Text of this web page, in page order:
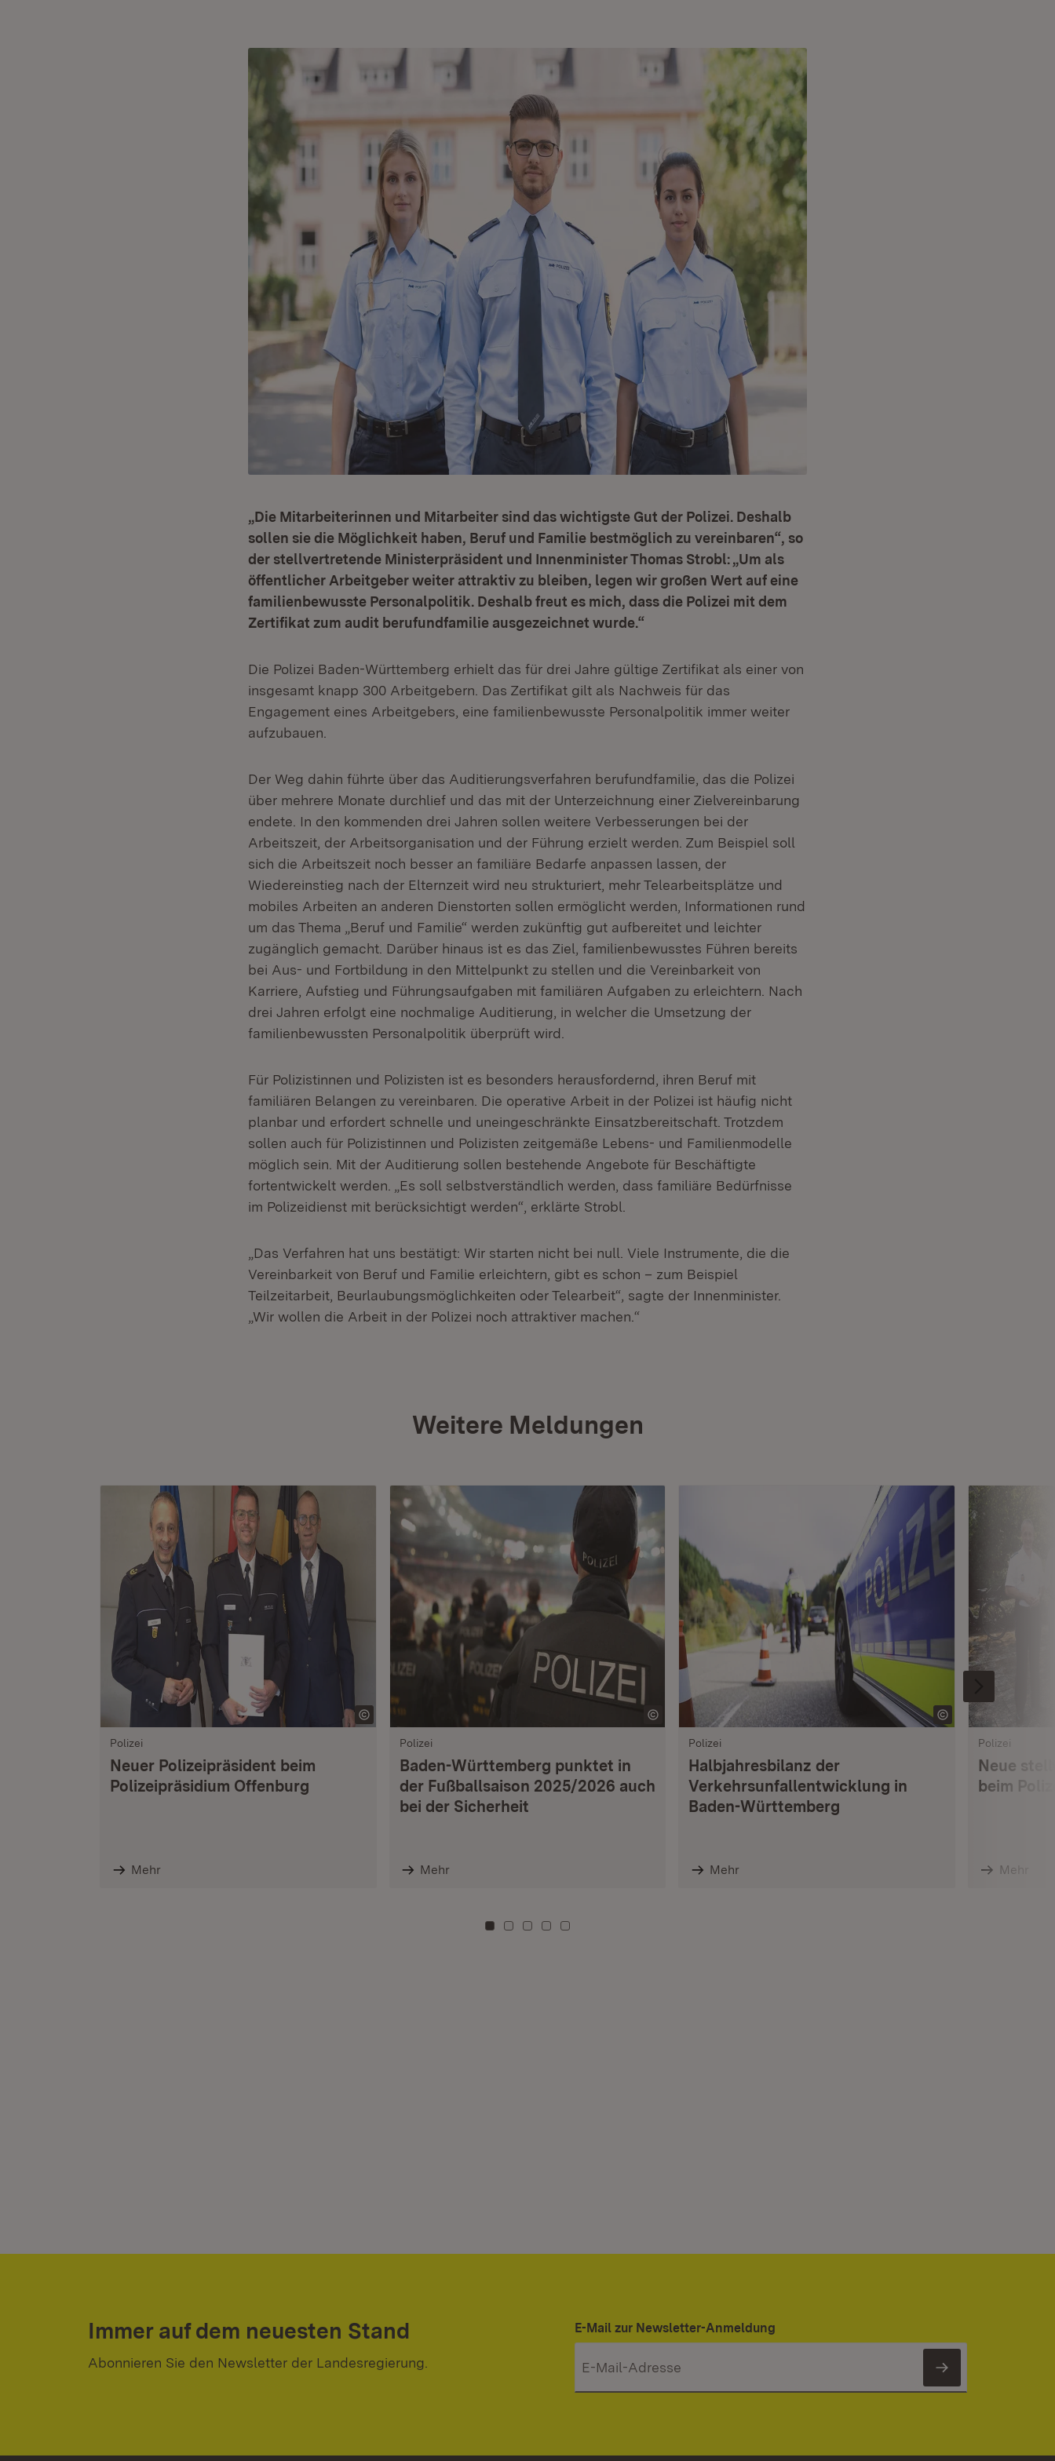
„Die Mitarbeiterinnen und Mitarbeiter sind das wichtigste Gut der Polizei. Deshalb
sollen sie die Möglichkeit haben, Beruf und Familie bestmöglich zu vereinbaren“, so
der stellvertretende Ministerpräsident und Innenminister Thomas Strobl: „Um als
öffentlicher Arbeitgeber weiter attraktiv zu bleiben, legen wir großen Wert auf eine
familienbewusste Personalpolitik. Deshalb freut es mich, dass die Polizei mit dem
Zertifikat zum audit berufundfamilie ausgezeichnet wurde.“
Die Polizei Baden-Württemberg erhielt das für drei Jahre gültige Zertifikat als einer von
insgesamt knapp 300 Arbeitgebern. Das Zertifikat gilt als Nachweis für das
Engagement eines Arbeitgebers, eine familienbewusste Personalpolitik immer weiter
aufzubauen.
Der Weg dahin führte über das Auditierungsverfahren berufundfamilie, das die Polizei
über mehrere Monate durchlief und das mit der Unterzeichnung einer Zielvereinbarung
endete. In den kommenden drei Jahren sollen weitere Verbesserungen bei der
Arbeitszeit, der Arbeitsorganisation und der Führung erzielt werden. Zum Beispiel soll
sich die Arbeitszeit noch besser an familiäre Bedarfe anpassen lassen, der
Wiedereinstieg nach der Elternzeit wird neu strukturiert, mehr Telearbeitsplätze und
mobiles Arbeiten an anderen Dienstorten sollen ermöglicht werden, Informationen rund
um das Thema „Beruf und Familie“ werden zukünftig gut aufbereitet und leichter
zugänglich gemacht. Darüber hinaus ist es das Ziel, familienbewusstes Führen bereits
bei Aus- und Fortbildung in den Mittelpunkt zu stellen und die Vereinbarkeit von
Karriere, Aufstieg und Führungsaufgaben mit familiären Aufgaben zu erleichtern. Nach
drei Jahren erfolgt eine nochmalige Auditierung, in welcher die Umsetzung der
familienbewussten Personalpolitik überprüft wird.
Für Polizistinnen und Polizisten ist es besonders herausfordernd, ihren Beruf mit
familiären Belangen zu vereinbaren. Die operative Arbeit in der Polizei ist häufig nicht
planbar und erfordert schnelle und uneingeschränkte Einsatzbereitschaft. Trotzdem
sollen auch für Polizistinnen und Polizisten zeitgemäße Lebens- und Familienmodelle
möglich sein. Mit der Auditierung sollen bestehende Angebote für Beschäftigte
fortentwickelt werden. „Es soll selbstverständlich werden, dass familiäre Bedürfnisse
im Polizeidienst mit berücksichtigt werden“, erklärte Strobl.
„Das Verfahren hat uns bestätigt: Wir starten nicht bei null. Viele Instrumente, die die
Vereinbarkeit von Beruf und Familie erleichtern, gibt es schon – zum Beispiel
Teilzeitarbeit, Beurlaubungsmöglichkeiten oder Telearbeit“, sagte der Innenminister.
„Wir wollen die Arbeit in der Polizei noch attraktiver machen.“
Weitere Meldungen
Polizei
Neuer Polizeipräsident beim
Polizeipräsidium Offenburg
Mehr
Polizei
Baden-Württemberg punktet in
der Fußballsaison 2025/2026 auch
bei der Sicherheit
Mehr
Polizei
Halbjahresbilanz der
Verkehrsunfallentwicklung in
Baden-Württemberg
Mehr
Polizei
Neue
beim
Mehr
Zu Kachel: 0
Zu Kachel: 3
Zu Kachel: 6
Zu Kachel: 9
Zu Kachel: 12
Immer auf dem neuesten Stand
Abonnieren Sie den Newsletter der Landesregierung.
E-Mail zur Newsletter-Anmeldung
Newsletter